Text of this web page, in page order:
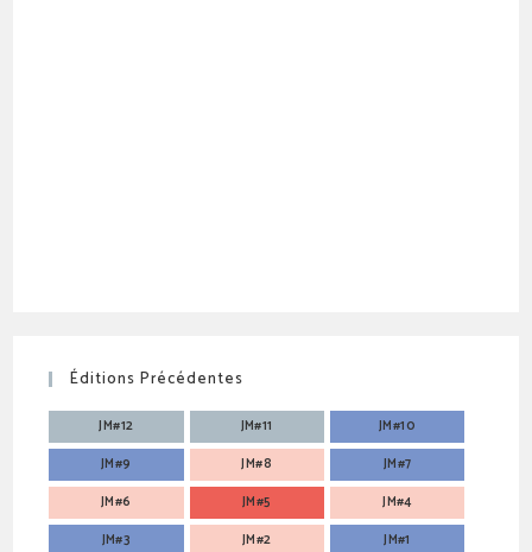
Éditions Précédentes
JM#12 JM#11
JM#10
JM#9
JM#8
JM#7
JM#6
JM#5
JM#4
JM#3
JM#2
JM#1